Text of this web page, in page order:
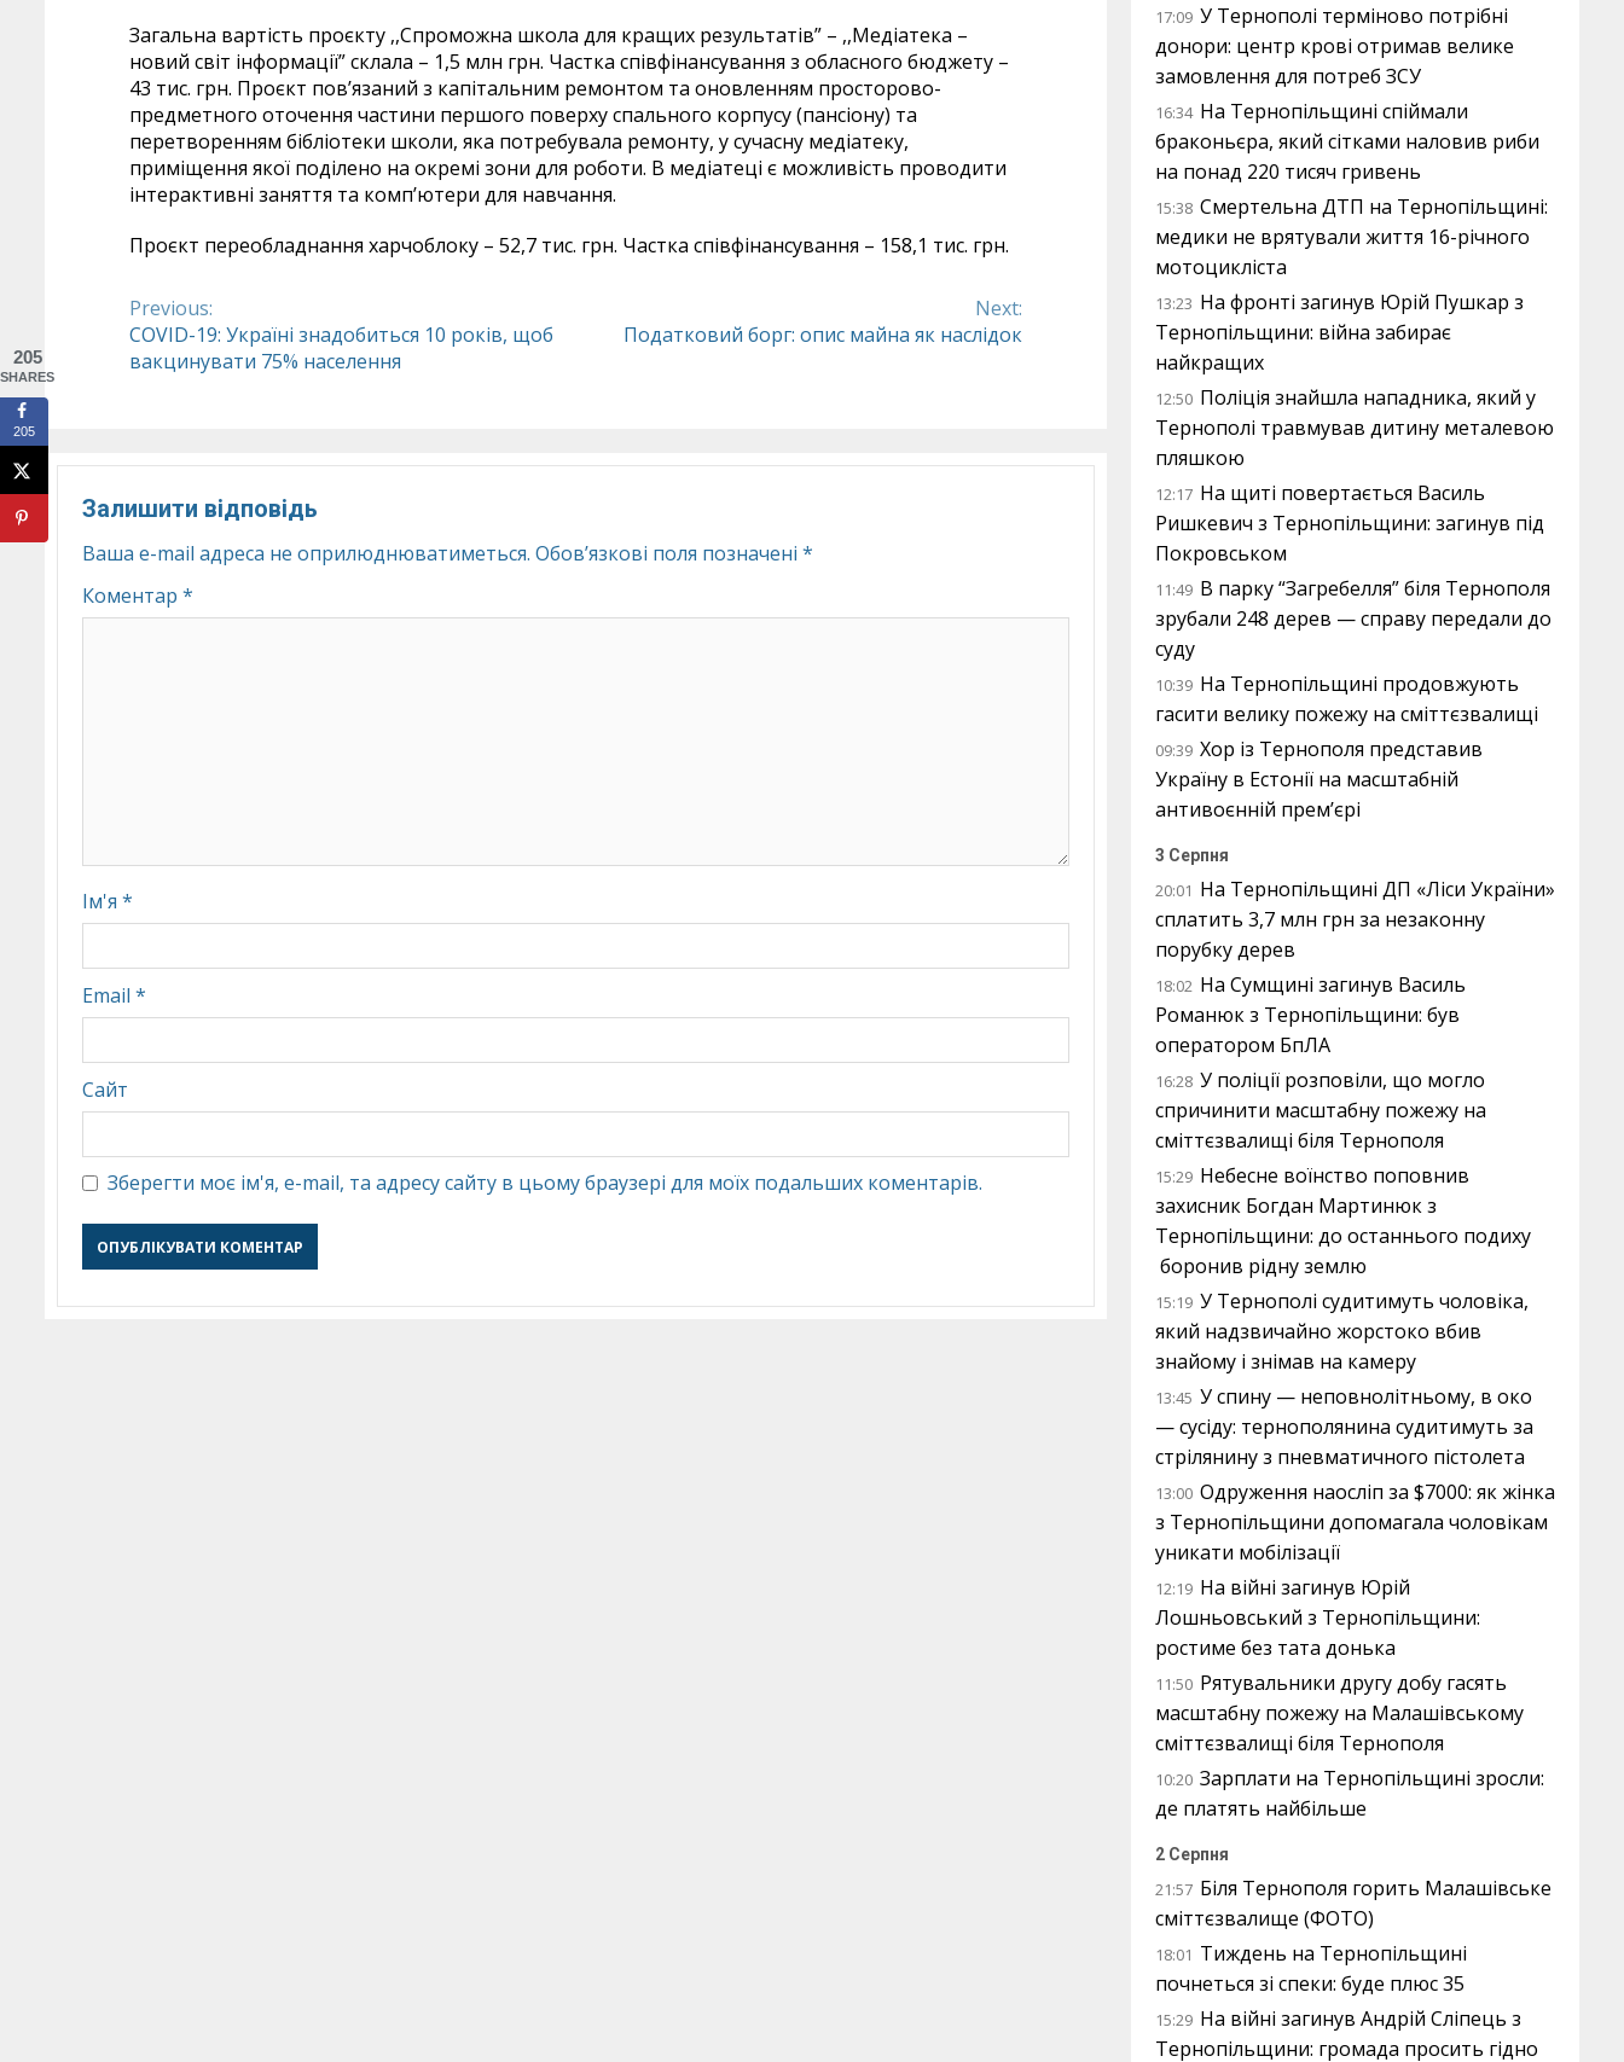
Загальна вартість проєкту ,,Спроможна школа для кращих результатів” – ,,Медіатека –
новий світ інформації” склала – 1,5 млн грн. Частка співфінансування з обласного бюджету –
43 тис. грн. Проєкт пов’язаний з капітальним ремонтом та оновленням просторово-
предметного оточення частини першого поверху спального корпусу (пансіону) та
перетворенням бібліотеки школи, яка потребувала ремонту, у сучасну медіатеку,
приміщення якої поділено на окремі зони для роботи. В медіатеці є можливість проводити
інтерактивні заняття та комп’ютери для навчання.
Проєкт переобладнання харчоблоку – 52,7 тис. грн. Частка співфінансування – 158,1 тис. грн.
Continue
Reading
Previous:
COVID-19: Україні знадобиться 10 років, щоб
вакцинувати 75% населення
Next:
Податковий борг: опис майна як наслідок
Залишити відповідь
Ваша e-mail адреса не оприлюднюватиметься. Обов’язкові поля позначені *
Коментар *
Ім'я *
Email *
Сайт
Зберегти моє ім'я, e-mail, та адресу сайту в цьому браузері для моїх подальших коментарів.
17:09 У Тернополі терміново потрібні
донори: центр крові отримав велике
замовлення для потреб ЗСУ
16:34 На Тернопільщині спіймали
браконьєра, який сітками наловив риби
на понад 220 тисяч гривень
15:38 Смертельна ДТП на Тернопільщині:
медики не врятували життя 16-річного
мотоцикліста
13:23 На фронті загинув Юрій Пушкар з
Тернопільщини: війна забирає
найкращих
12:50 Поліція знайшла нападника, який у
Тернополі травмував дитину металевою
пляшкою
12:17 На щиті повертається Василь
Ришкевич з Тернопільщини: загинув під
Покровськом
11:49 В парку “Загребелля” біля Тернополя
зрубали 248 дерев — справу передали до
суду
10:39 На Тернопільщині продовжують
гасити велику пожежу на сміттєзвалищі
09:39 Хор із Тернополя представив
Україну в Естонії на масштабній
антивоєнній прем’єрі
3 Серпня
20:01 На Тернопільщині ДП «Ліси України»
сплатить 3,7 млн грн за незаконну
порубку дерев
18:02 На Сумщині загинув Василь
Романюк з Тернопільщини: був
оператором БпЛА
16:28 У поліції розповіли, що могло
спричинити масштабну пожежу на
сміттєзвалищі біля Тернополя
15:29 Небесне воїнство поповнив
захисник Богдан Мартинюк з
Тернопільщини: до останнього подиху
боронив рідну землю
15:19 У Тернополі судитимуть чоловіка,
який надзвичайно жорстоко вбив
знайому і знімав на камеру
13:45 У спину — неповнолітньому, в око
— сусіду: тернополянина судитимуть за
стрілянину з пневматичного пістолета
13:00 Одруження наосліп за $7000: як жінка
з Тернопільщини допомагала чоловікам
уникати мобілізації
12:19 На війні загинув Юрій
Лошньовський з Тернопільщини:
ростиме без тата донька
11:50 Рятувальники другу добу гасять
масштабну пожежу на Малашівському
сміттєзвалищі біля Тернополя
10:20 Зарплати на Тернопільщині зросли:
де платять найбільше
2 Серпня
21:57 Біля Тернополя горить Малашівське
сміттєзвалище (ФОТО)
18:01 Тиждень на Тернопільщині
почнеться зі спеки: буде плюс 35
15:29 На війні загинув Андрій Сліпець з
Тернопільщини: громада просить гідно
205
SHARES
205